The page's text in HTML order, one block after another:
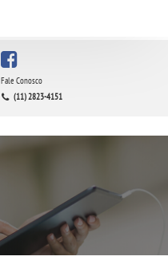
Fale Conosco
(11) 2823-4151